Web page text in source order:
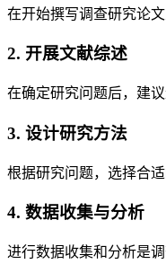
在开始撰写调查研究论
2. 开展文献综述
在确定研究问题后，建
3. 设计研究方法
根据研究问题，选择合
4. 数据收集与分析
进行数据收集和分析是